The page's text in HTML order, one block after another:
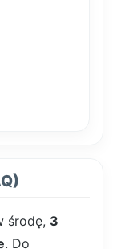
środę, 3
. Do